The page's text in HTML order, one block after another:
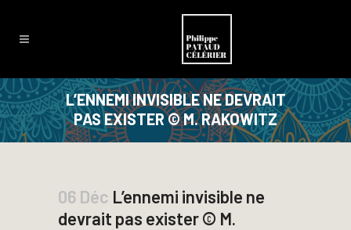
L’ENNEMI INVISIBLE NE DEVRAIT
PAS EXISTER © M. RAKOWITZ
06 Déc L’ennemi invisible ne
devrait pas exister © M.